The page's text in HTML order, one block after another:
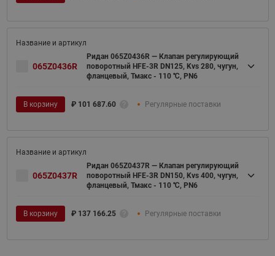
065Z0436R
Ридан 065Z0436R — Клапан регулирующий
поворотный HFE-3R DN125, Kvs 280, чугун,
фланцевый, Тмакс - 110 ℃, PN6
В корзину ₽ 101 687.60 Регулярные поставки
065Z0437R
Ридан 065Z0437R — Клапан регулирующий
поворотный HFE-3R DN150, Kvs 400, чугун,
фланцевый, Тмакс - 110 ℃, PN6
В корзину ₽ 137 166.25 Регулярные поставки